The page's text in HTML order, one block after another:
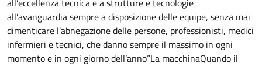
all’eccellenza tecnica e a strutture e tecnologie
all’avanguardia sempre a disposizione delle equipe, senza mai
dimenticare l’abnegazione delle persone, professionisti, medici
infermieri e tecnici, che danno sempre il massimo in ogni
momento e in ogni giorno dell’anno”La macchinaQuando il